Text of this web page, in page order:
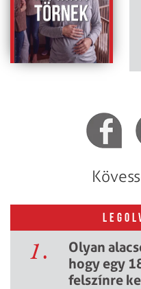
1.
Olyan
hogy egy
felszínre